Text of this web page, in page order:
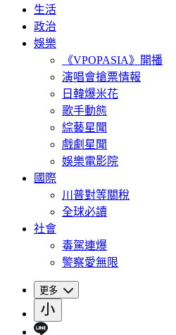
生活
政治
娛樂
《VPOPASIA》開播
演唱會搶票情報
日韓爆米花
歌手動態
綜藝星聞
戲劇星聞
娛樂電影院
國際
川普對等關稅
全球必讀
社會
毒駕連爆
警察愛無限
更多